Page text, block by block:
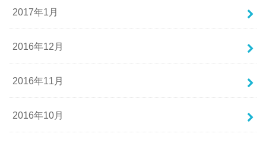
2017年1月
2016年12月
2016年11月
2016年10月